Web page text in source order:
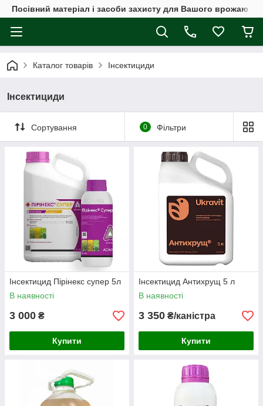
Посівний матеріал і засоби захисту для Вашого врожаю
Каталог товарів Інсектициди
Інсектициди
Сортування 0 Фільтри
Інсектицид Пірінекс супер 5л
В наявності
3 000 ₴
Купити
Інсектицид Антихрущ 5 л
В наявності
3 350 ₴/каністра
Купити